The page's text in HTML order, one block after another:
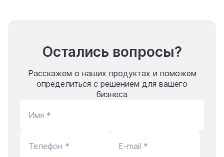
Остались вопросы?
Расскажем о наших продуктах и поможем
определиться с решением для вашего
бизнеса
Имя *
Телефон * E-mail *